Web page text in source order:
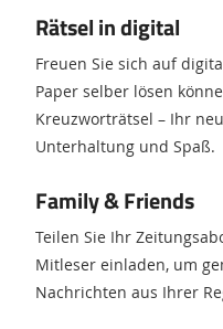
Rätsel in digital
Freuen Sie sich auf
Paper selber lösen
Kreuzworträtsel – Ihr
Unterhaltung und Spaß.
Family & Friends
Teilen Sie Ihr
Mitleser einladen, um
Nachrichten aus Ihrer